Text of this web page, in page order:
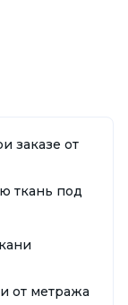
заказе от
ткань под
от метража